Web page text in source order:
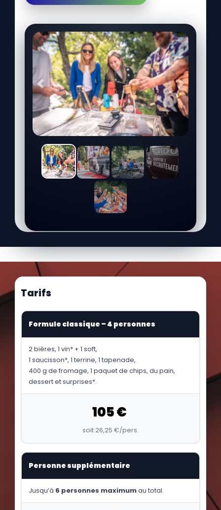
Précédent Suivant
Tarifs
Formule classique – 4 personnes
2 bières, 1 vin* + 1 soft,
1 saucisson*, 1 terrine, 1 tapenade,
400 g de fromage, 1 paquet de chips, du pain,
dessert et surprises*.
105 €
soit 26,25 €/pers.
Personne supplémentaire
Jusqu’à 6 personnes maximumau total.